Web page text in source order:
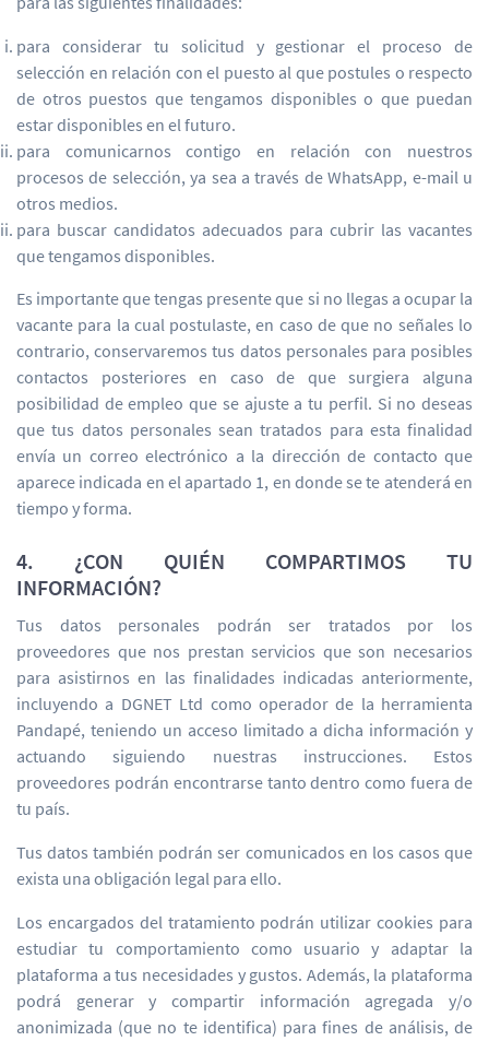
para considerar tu solicitud y gestionar el proceso de
selección en relación con el puesto al que postules o respecto
de otros puestos que tengamos disponibles o que puedan
estar disponibles en el futuro.
para comunicarnos contigo en relación con nuestros
procesos de selección, ya sea a través de WhatsApp, e-mail u
otros medios.
para buscar candidatos adecuados para cubrir las vacantes
que tengamos disponibles.
Es importante que tengas presente que si no llegas a ocupar la
vacante para la cual postulaste, en caso de que no señales lo
contrario, conservaremos tus datos personales para posibles
contactos posteriores en caso de que surgiera alguna
posibilidad de empleo que se ajuste a tu perfil. Si no deseas
que tus datos personales sean tratados para esta finalidad
envía un correo electrónico a la dirección de contacto que
aparece indicada en el apartado 1, en donde se te atenderá en
tiempo y forma.
4. ¿CON QUIÉN COMPARTIMOS TU
INFORMACIÓN?
Tus datos personales podrán ser tratados por los
proveedores que nos prestan servicios que son necesarios
para asistirnos en las finalidades indicadas anteriormente,
incluyendo a DGNET Ltd como operador de la herramienta
Pandapé, teniendo un acceso limitado a dicha información y
actuando siguiendo nuestras instrucciones. Estos
proveedores podrán encontrarse tanto dentro como fuera de
tu país.
Tus datos también podrán ser comunicados en los casos que
exista una obligación legal para ello.
Los encargados del tratamiento podrán utilizar cookies para
estudiar tu comportamiento como usuario y adaptar la
plataforma a tus necesidades y gustos. Además, la plataforma
podrá generar y compartir información agregada y/o
anonimizada (que no te identifica) para fines de análisis, de